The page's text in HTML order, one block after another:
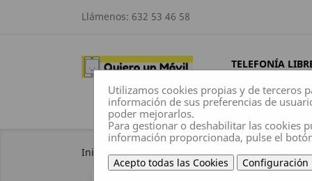
Llámenos: 632 53 46 58
TELEFONÍA
Inicio Tablets
Utilizamos cookies propias y de terceros
información de sus preferencias de
poder mejorarlos.
Para gestionar o deshabilitar las cookies
información proporcionada, pulse el
Acepto todas las Cookies Configuración